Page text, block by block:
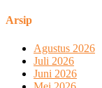
Arsip
Agustus 2026
Juli 2026
Juni 2026